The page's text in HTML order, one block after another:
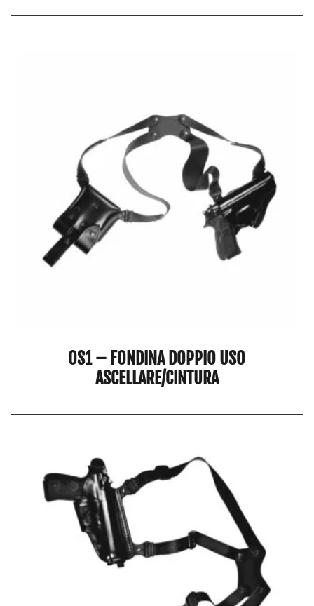
OS1 – FONDINA DOPPIO USO
ASCELLARE/CINTURA